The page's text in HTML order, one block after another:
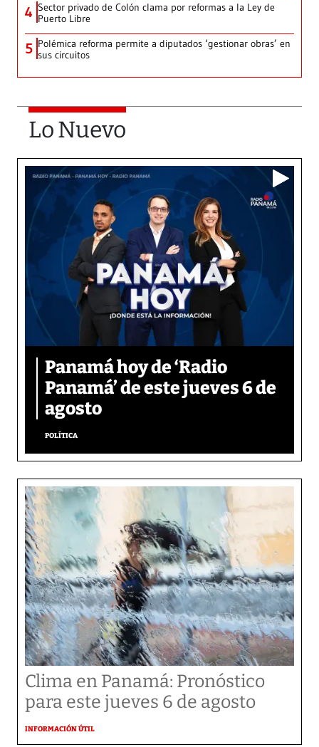
4 Sector privado de Colón clama por reformas a la Ley de
Puerto Libre
5 Polémica reforma permite a diputados ‘gestionar obras’ en
sus circuitos
Lo Nuevo
Panamá hoy de ‘Radio
Panamá’ de este jueves 6 de
agosto
POLÍTICA
Clima en Panamá: Pronóstico
para este jueves 6 de agosto
INFORMACIÓN ÚTIL